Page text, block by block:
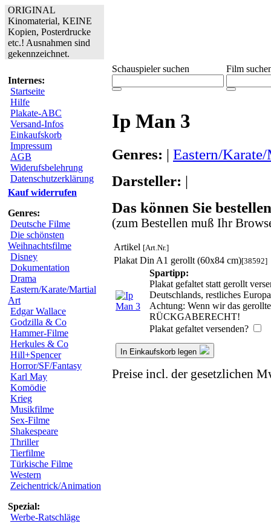
ORIGINAL
Kinomaterial, KEINE
Kopien, Posterdrucke
etc.! Ausnahmen sind
gekennzeichnet.
Internes:
Startseite
Hilfe
Plakate-ABC
Versand-Infos
Einkaufskorb
Impressum
AGB
Widerufsbelehrung
Datenschutzerklärung
Kauf widerrufen
Genres:
Deutsche Filme
Die schönsten
Weihnachtsfilme
Disney
Dokumentation
Drama
Eastern/Karate/Martial
Art
Edgar Wallace
Godzilla & Co
Hammer-Filme
Herkules & Co
Hill+Spencer
Horror/SF/Fantasy
Karl May
Komödie
Krieg
Musikfilme
Sex-Filme
Shakespeare
Thriller
Tierfilme
Türkische Filme
Western
Zeichentrick/Animation
Spezial:
Werbe-Ratschläge
Schauspieler suchen Film
Ip Man 3
Genres: | Eastern/
Darsteller: |
Das können Sie
(zum Bestellen muß Ihr
Artikel [Art.Nr.]
Plakat Din A1 gerollt (60x84 cm)[38592]
Spartipp:
Plakat gefaltet statt gerollt
Deutschlands, restliches
Achtung: Wenn wir das
RÜCKGABERECHT!
Plakat gefaltet versenden?
In Einkaufskorb legen
Preise incl. der gesetzlichen